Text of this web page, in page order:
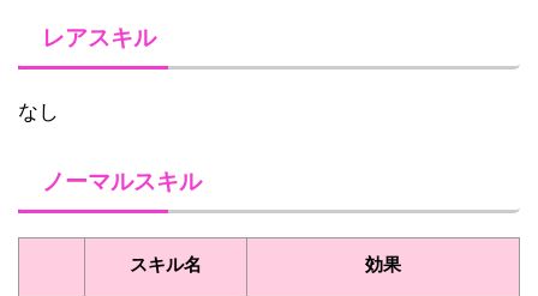
レアスキル
なし
ノーマルスキル
スキル名 効果